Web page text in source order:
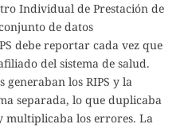
Individual de Prestación de
de datos
debe reportar cada vez que
del sistema de salud.
generaban los RIPS y la
separada, lo que duplicaba
los errores. La